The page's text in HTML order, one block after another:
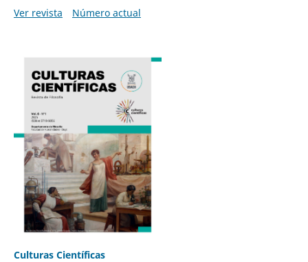
Ver revista
Número actual
Culturas Científicas